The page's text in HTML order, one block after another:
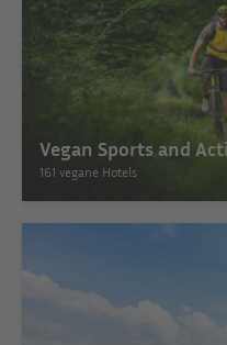
Vegan Sports and
161 vegane Hotels